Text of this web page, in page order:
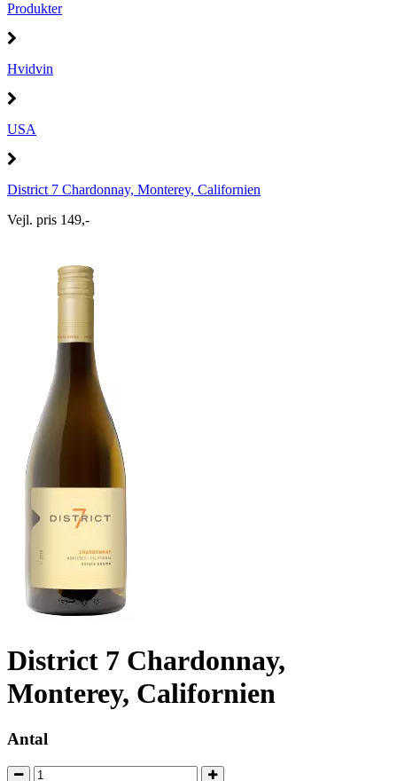
Produkter
Hvidvin
USA
District 7 Chardonnay, Monterey, Californien
Vejl. pris 149,-
District 7 Chardonnay,
Monterey, Californien
Antal